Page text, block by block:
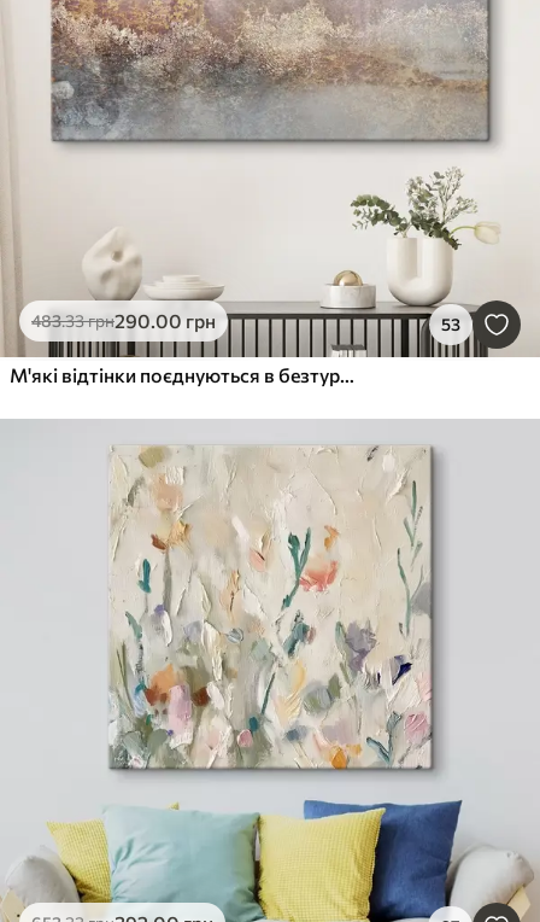
483.33грн290.00 грн 53
М'які відтінки поєднуються в безтурботній гармонії